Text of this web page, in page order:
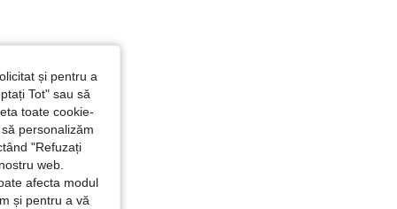
și pentru a
Tot" sau să
toate cookie-
personalizăm
"Refuzați
web.
afecta modul
și pentru a vă